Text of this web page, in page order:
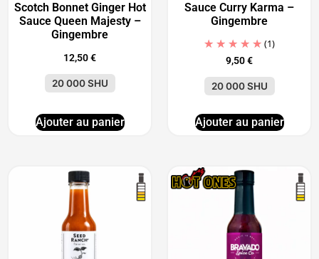
Scotch Bonnet Ginger Hot
Sauce Queen Majesty –
Gingembre
12,50€
20 000 SHU
Ajouter au panier
Sauce Curry Karma –
Gingembre
(1)
9,50€
20 000 SHU
Ajouter au panier